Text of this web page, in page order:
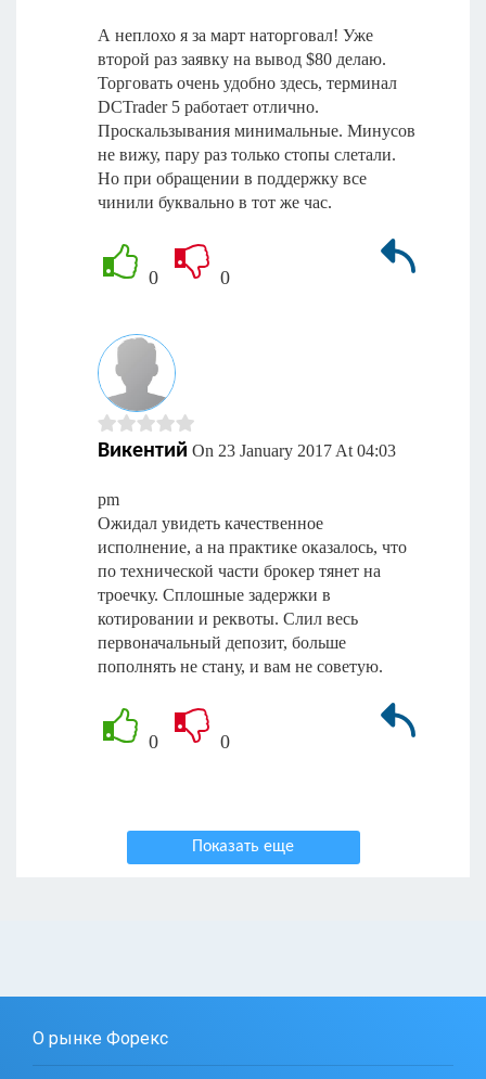
А неплохо я за март наторговал! Уже
второй раз заявку на вывод $80 делаю.
Торговать очень удобно здесь, терминал
DCTrader 5 работает отлично.
Проскальзывания минимальные. Минусов
не вижу, пару раз только стопы слетали.
Но при обращении в поддержку все
чинили буквально в тот же час.
0 0
Викентий On 23 January 2017 At 04:03
pm
Ожидал увидеть качественное
исполнение, а на практике оказалось, что
по технической части брокер тянет на
троечку. Сплошные задержки в
котировании и реквоты. Слил весь
первоначальный депозит, больше
пополнять не стану, и вам не советую.
0 0
Показать еще
О рынке Форекс